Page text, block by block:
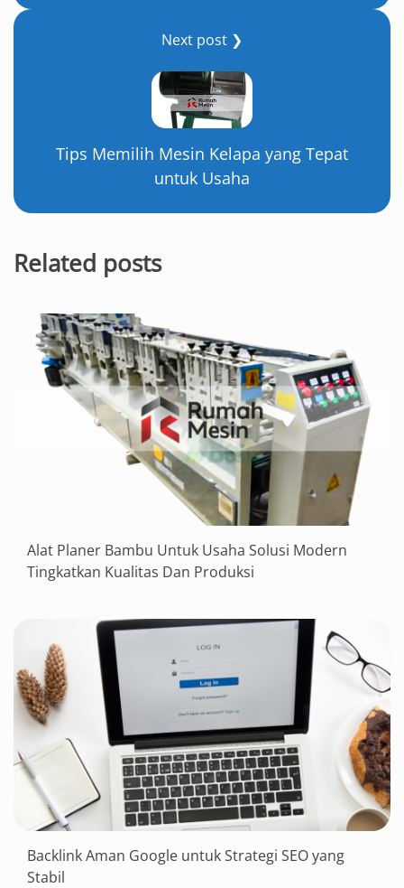
Next post ❯
Tips Memilih Mesin Kelapa yang Tepat
untuk Usaha
Related posts
Alat Planer Bambu Untuk Usaha Solusi Modern
Tingkatkan Kualitas Dan Produksi
Backlink Aman Google untuk Strategi SEO yang
Stabil